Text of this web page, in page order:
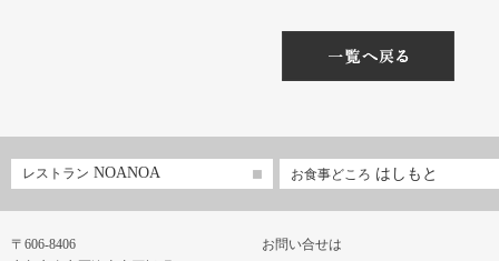
レストラン NOANOA お食事どころ はしもと
〒606-8406
お問い合せは